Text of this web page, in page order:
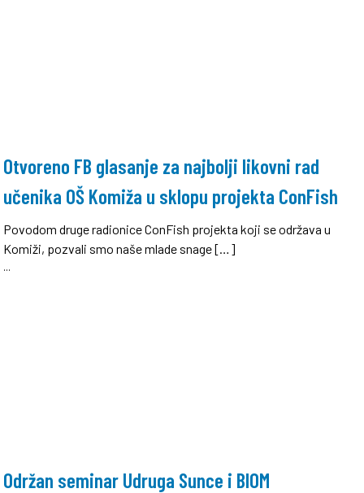
Otvoreno FB glasanje za najbolji likovni rad
učenika OŠ Komiža u sklopu projekta ConFish
Povodom druge radionice ConFish projekta koji se održava u
Komiži, pozvali smo naše mlade snage […]
...
Održan seminar Udruga Sunce i BIOM